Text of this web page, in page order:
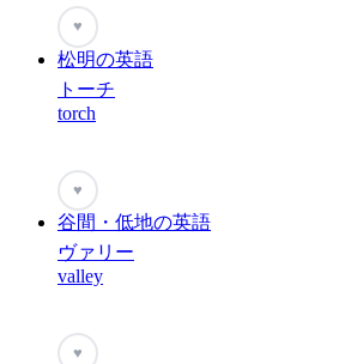
♥
松明の英語
トーチ
torch
♥
谷間・低地の英語
ヴァリー
valley
♥